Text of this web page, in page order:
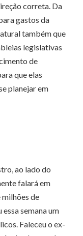
correta. Da
gastos da
também que
legislativas
de
que elas
planejar em
ao lado do
falará em
milhões de
semana um
Faleceu o ex-